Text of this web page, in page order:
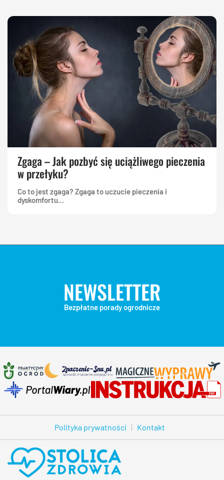
Zgaga – Jak pozbyć się uciążliwego pieczenia
w przełyku?
Co to jest zgaga? Zgaga to uczucie pieczenia i
dyskomfortu...
NEWSLETTER
Bezpłatne porady ogrodnicze
Polityka prywatności Kontakt